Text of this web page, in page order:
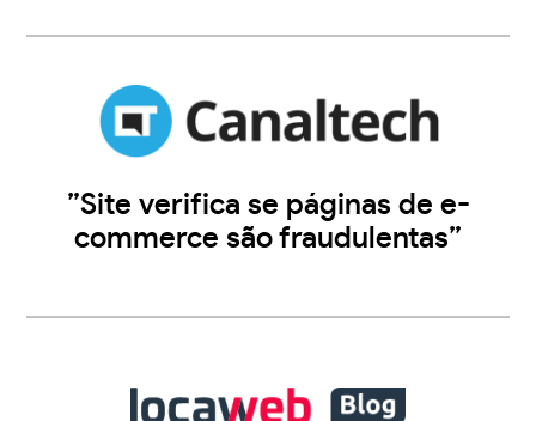
”Site verifica se páginas de e-
commerce são fraudulentas”